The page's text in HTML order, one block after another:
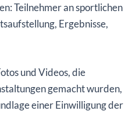
Teilnehmer an sportlichen
Ergebnisse,
und Videos, die
gemacht wurden,
einer Einwilligung der